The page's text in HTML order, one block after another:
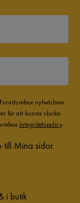
nyhetsbrev
för att kunna skicka
Integritetspolicy.
Mina sidor.
i butik